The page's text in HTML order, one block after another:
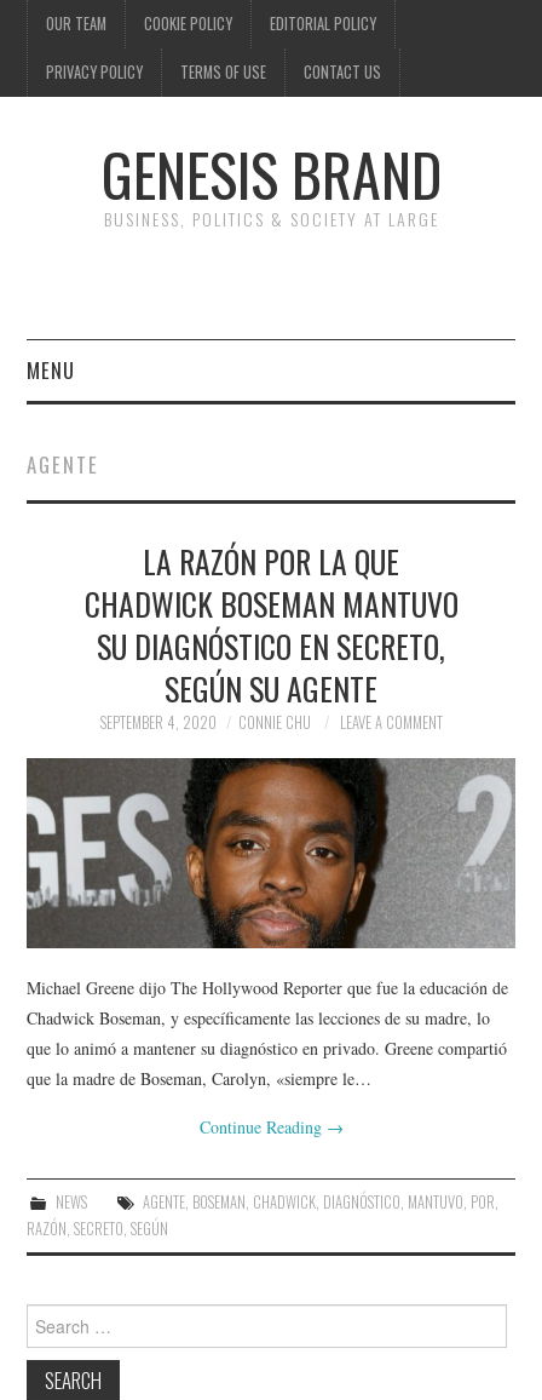
OUR TEAM COOKIE POLICY EDITORIAL POLICY
PRIVACY POLICY TERMS OF USE CONTACT US
GENESIS BRAND
BUSINESS, POLITICS & SOCIETY AT LARGE
MENU
FINANCE
POLITICS
SPORTS
TECHNOLOGY
AGENTE
LA RAZÓN POR LA QUE
CHADWICK BOSEMAN MANTUVO
SU DIAGNÓSTICO EN SECRETO,
SEGÚN SU AGENTE
SEPTEMBER 4, 2020 CONNIE CHU LEAVE A COMMENT
Michael Greene dijo The Hollywood Reporter que fue la educación de
Chadwick Boseman, y específicamente las lecciones de su madre, lo
que lo animó a mantener su diagnóstico en privado. Greene compartió
que la madre de Boseman, Carolyn, «siempre le…
Continue Reading →
NEWS AGENTE, BOSEMAN, CHADWICK, DIAGNÓSTICO, MANTUVO, POR,
RAZÓN,SECRETO,SEGÚN
Search
for: